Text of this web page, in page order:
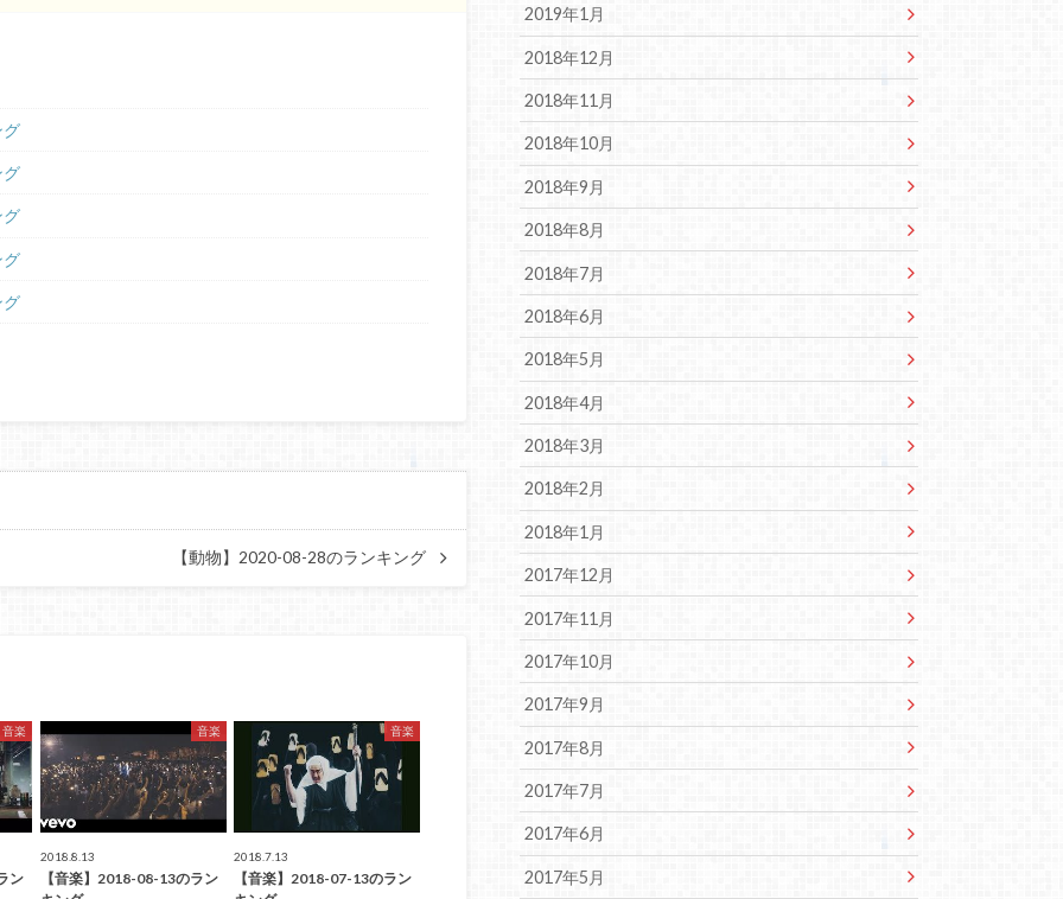
【動物】2020-08-28のランキング
音楽
ン
音楽
2018.8.13
【音楽】2018-08-13のラン
音楽
2018.7.13
【音楽】2018-07-13のラン
2019年1月
2018年12月
2018年11月
2018年10月
2018年9月
2018年8月
2018年7月
2018年6月
2018年5月
2018年4月
2018年3月
2018年2月
2018年1月
2017年12月
2017年11月
2017年10月
2017年9月
2017年8月
2017年7月
2017年6月
2017年5月